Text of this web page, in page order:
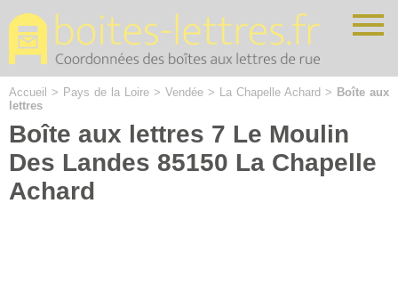
Accueil > Pays de la Loire > Vendée > La Chapelle Achard > Boîte aux
lettres
Boîte aux lettres 7 Le Moulin
Des Landes 85150 La Chapelle
Achard